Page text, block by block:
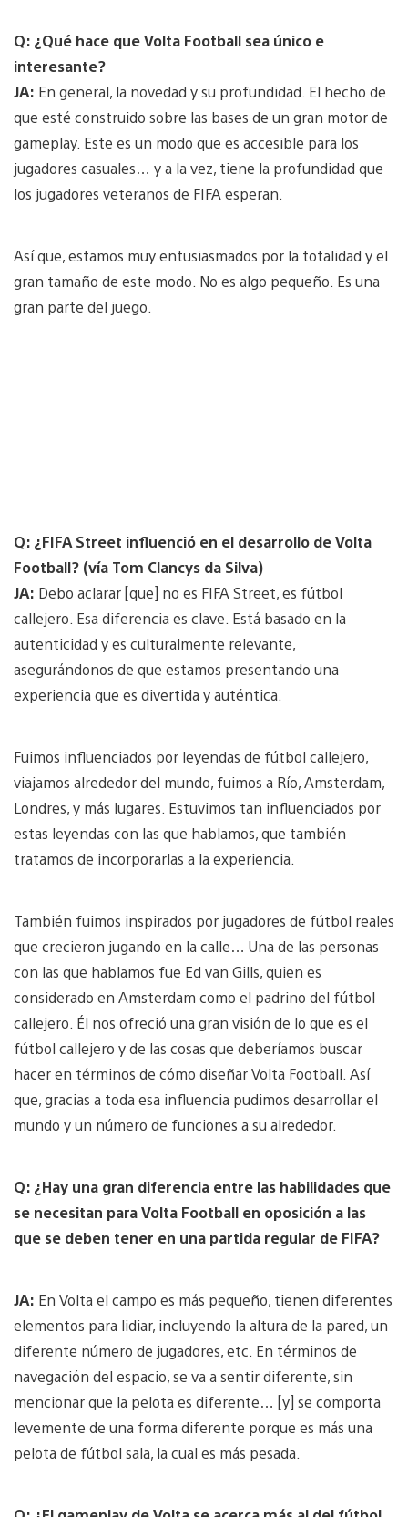
Q: ¿Qué hace que Volta Football sea único e
interesante?
JA: En general, la novedad y su profundidad. El hecho de
que esté construido sobre las bases de un gran motor de
gameplay. Este es un modo que es accesible para los
jugadores casuales… y a la vez, tiene la profundidad que
los jugadores veteranos de FIFA esperan.
Así que, estamos muy entusiasmados por la totalidad y el
gran tamaño de este modo. No es algo pequeño. Es una
gran parte del juego.
Q: ¿FIFA Street influenció en el desarrollo de Volta
Football? (vía Tom Clancys da Silva)
JA: Debo aclarar [que] no es FIFA Street, es fútbol
callejero. Esa diferencia es clave. Está basado en la
autenticidad y es culturalmente relevante,
asegurándonos de que estamos presentando una
experiencia que es divertida y auténtica.
Fuimos influenciados por leyendas de fútbol callejero,
viajamos alrededor del mundo, fuimos a Río, Amsterdam,
Londres, y más lugares. Estuvimos tan influenciados por
estas leyendas con las que hablamos, que también
tratamos de incorporarlas a la experiencia.
También fuimos inspirados por jugadores de fútbol reales
que crecieron jugando en la calle… Una de las personas
con las que hablamos fue Ed van Gills, quien es
considerado en Amsterdam como el padrino del fútbol
callejero. Él nos ofreció una gran visión de lo que es el
fútbol callejero y de las cosas que deberíamos buscar
hacer en términos de cómo diseñar Volta Football. Así
que, gracias a toda esa influencia pudimos desarrollar el
mundo y un número de funciones a su alrededor.
Q: ¿Hay una gran diferencia entre las habilidades que
se necesitan para Volta Football en oposición a las
que se deben tener en una partida regular de FIFA?
JA: En Volta el campo es más pequeño, tienen diferentes
elementos para lidiar, incluyendo la altura de la pared, un
diferente número de jugadores, etc. En términos de
navegación del espacio, se va a sentir diferente, sin
mencionar que la pelota es diferente… [y] se comporta
levemente de una forma diferente porque es más una
pelota de fútbol sala, la cual es más pesada.